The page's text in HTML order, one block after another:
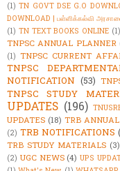
(1) TN GOVT DSE G.O
DOWNLOAD | பள்ளிக்கல்வி
(1) TN TEXT BOOKS ONLINE (1)
TNPSC ANNUAL PLANNER
(1) TNPSC CURRENT
TNPSC
NOTIFICATION (53)
TNPSC STUDY
UPDATES (196)
UPDATES (18) TRB
(2) TRB NOTIFICATIONS
TRB STUDY MATERIALS (3)
(2) UGC NEWS (4) UPS